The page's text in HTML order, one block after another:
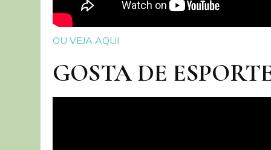
OU VEJA AQUI
GOSTA DE